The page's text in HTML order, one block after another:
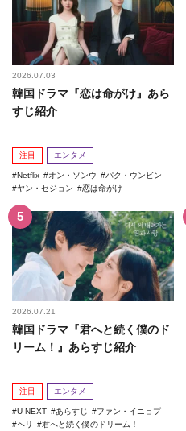
2026.07.03
韓国ドラマ『恋は命がけ』あら
すじ紹介
注目 エンタメ
Netflix オン・ソンウ
パク・ウンビン
ヤン・セジョン
恋は命がけ
2026.07.21
韓国ドラマ『君へと続く僕のド
リーム！』あらすじ紹介
注目 エンタメ
U-NEXT あらすじ
ファン・イニョプ
ヘリ
君へと続く僕のドリーム！